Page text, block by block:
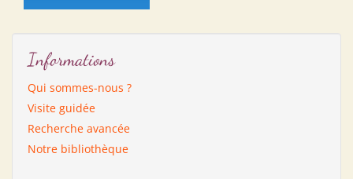
Informations
Qui sommes-nous ?
Visite guidée
Recherche avancée
Notre bibliothèque